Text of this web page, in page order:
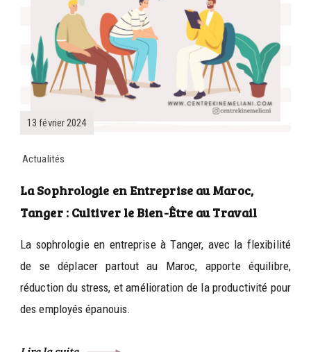
13 février 2024
Actualités
La Sophrologie en Entreprise au Maroc,
Tanger : Cultiver le Bien-Être au Travail
La sophrologie en entreprise à Tanger, avec la flexibilité
de se déplacer partout au Maroc, apporte équilibre,
réduction du stress, et amélioration de la productivité pour
des employés épanouis.